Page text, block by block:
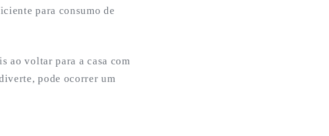
para consumo de
ao voltar para a casa com
pode ocorrer um